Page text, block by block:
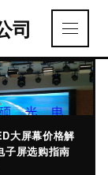
司
大屏幕价格解
子屏选购指南